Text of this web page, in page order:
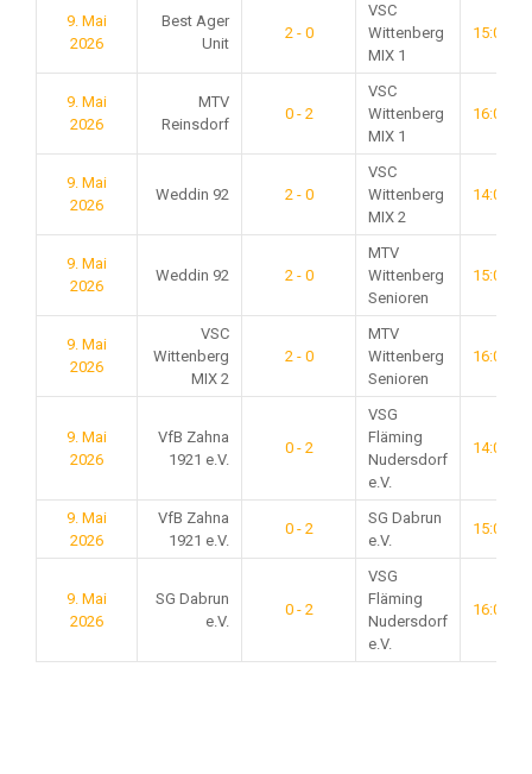
9. Mai
2026
Best Ager
Unit
2 - 0
VSC
Wittenberg
MIX 1
15:00
9. Mai
2026
MTV
Reinsdorf
0 - 2
VSC
Wittenberg
MIX 1
16:00
9. Mai
2026
Weddin 92 2 - 0
VSC
Wittenberg
MIX 2
14:00
9. Mai
2026
Weddin 92 2 - 0
MTV
Wittenberg
Senioren
15:00
9. Mai
2026
VSC
Wittenberg
MIX 2
2 - 0
MTV
Wittenberg
Senioren
16:00
9. Mai
2026
VfB Zahna
1921 e.V.
0 - 2
VSG
Fläming
Nudersdorf
e.V.
14:00
9. Mai
2026
VfB Zahna
1921 e.V.
0 - 2
SG Dabrun
e.V.
15:00
9. Mai
2026
SG Dabrun
e.V.
0 - 2
VSG
Fläming
Nudersdorf
e.V.
16:00